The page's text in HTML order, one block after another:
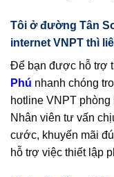
Tôi ở đường Tân
internet VNPT thì
Để bạn được hỗ trợ
Phú nhanh chóng
hotline VNPT
Nhân viên tư vấn
cước, khuyến mãi
hỗ trợ việc thiết lập